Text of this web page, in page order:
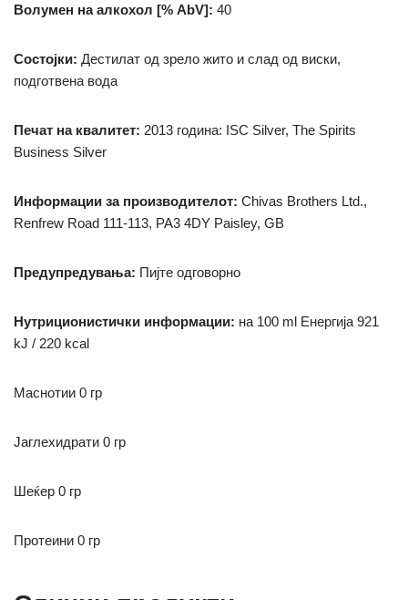
Волумен на алкохол [% AbV]: 40
Состојки: Дестилат од зрело жито и слад од виски,
подготвена вода
Печат на квалитет: 2013 година: ISC Silver, The Spirits
Business Silver
Информации за производителот: Chivas Brothers Ltd.,
Renfrew Road 111-113, PA3 4DY Paisley, GB
Предупредувања: Пијте одговорно
Нутриционистички информации: на 100 ml Енергија 921
kJ / 220 kcal
Маснотии 0 гр
Јаглехидрати 0 гр
Шеќер 0 гр
Протеини 0 гр